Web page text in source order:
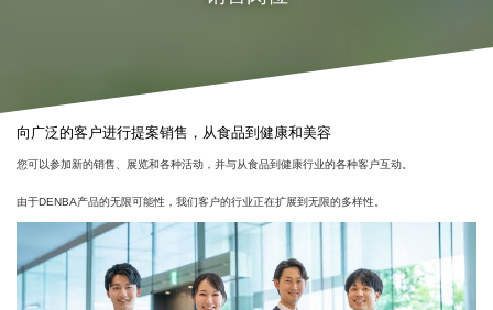
向广泛的客户进行提案销售，从食品到健康和美容
您可以参加新的销售、展览和各种活动，并与从食品到健康行业的各种客户互动。
由于DENBA产品的无限可能性，我们客户的行业正在扩展到无限的多样性。